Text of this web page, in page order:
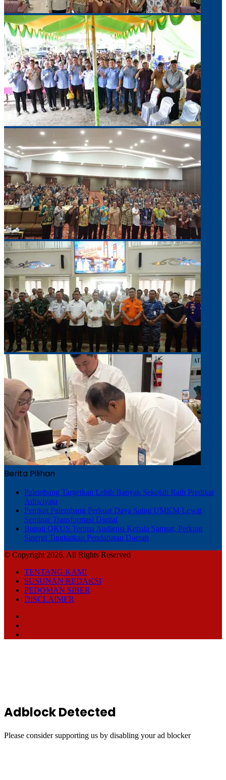
Berita Pilihan
Palembang Targetkan Lebih Banyak Sekolah Raih Predikat
Adiwiyata
Pemkot Palembang Perkuat Daya Saing UMKM Lewat
Seminar Transformasi Digital
Bupati OKUS Terima Audiensi Kepala Samsat, Perkuat
Sinergi Tingkatkan Pendapatan Daerah
© Copyright 2026, All Rights Reserved
TENTANG KAMI
SUSUNAN REDAKSI
PEDOMAN SIBER
DISCLAIMER
Adblock Detected
Please consider supporting us by disabling your ad blocker